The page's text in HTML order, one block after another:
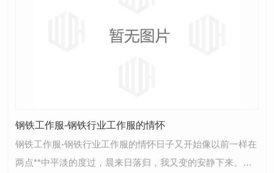
钢铁工作服-钢铁行业工作服的情怀
钢铁工作服-钢铁行业工作服的情怀日子又开始像以前一样在
两点**中平淡的度过，晨来日落归，我又变的安静下来。单